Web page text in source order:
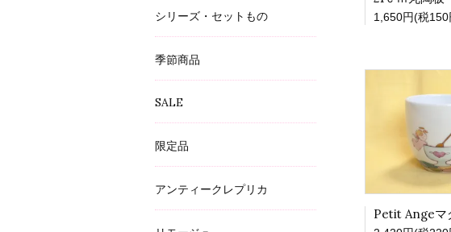
1,650円(税150
シリーズ・セットもの
季節商品
SALE
限定品
アンティークレプリカ